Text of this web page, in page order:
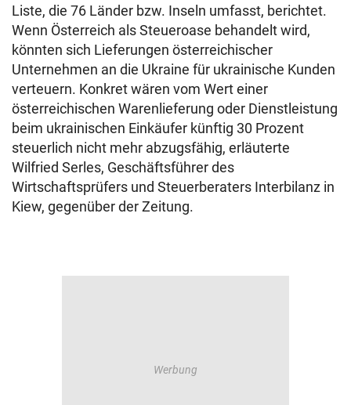
Liste, die 76 Länder bzw. Inseln umfasst, berichtet.
Wenn Österreich als Steueroase behandelt wird,
könnten sich Lieferungen österreichischer
Unternehmen an die Ukraine für ukrainische Kunden
verteuern. Konkret wären vom Wert einer
österreichischen Warenlieferung oder Dienstleistung
beim ukrainischen Einkäufer künftig 30 Prozent
steuerlich nicht mehr abzugsfähig, erläuterte
Wilfried Serles, Geschäftsführer des
Wirtschaftsprüfers und Steuerberaters Interbilanz in
Kiew, gegenüber der Zeitung.